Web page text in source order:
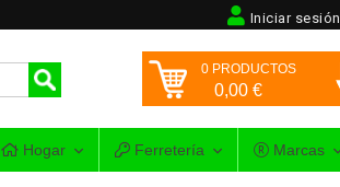
Iniciar sesión
0 PRODUCTOS
0,00 €
Hogar Ferretería Marcas